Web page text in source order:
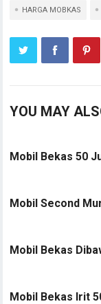
HARGA MOBKAS
YOU MAY
Mobil Bekas 50
Mobil Second
Mobil Bekas
Mobil Bekas Irit